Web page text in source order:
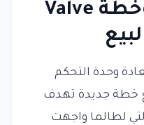
التحكم Steam وخطة Valve
وحدة التحكم
خطة جديدة تهدف
لطالما واجهت